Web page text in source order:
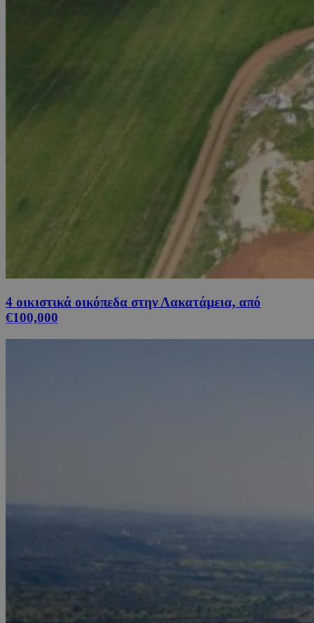
4 οικιστικά οικόπεδα στην Λακατάμεια, από
€100,000